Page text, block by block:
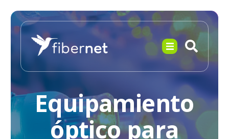
Equipamiento
óptico para